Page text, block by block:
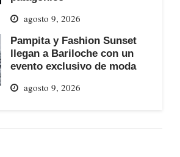
agosto 9, 2026
Pampita y Fashion Sunset
llegan a Bariloche con un
evento exclusivo de moda
agosto 9, 2026